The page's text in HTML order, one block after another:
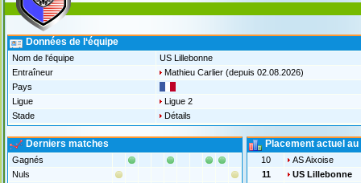
Données de l‘équipe
Nom de l‘équipe
US Lillebonne
Entraîneur
Mathieu Carlier (depuis 02.08.2026)
Pays
Ligue
Ligue 2
Stade
Détails
Derniers matches
Gagnés
Nuls
Placement actuel
10
AS Aixoise
11
US Lillebonne